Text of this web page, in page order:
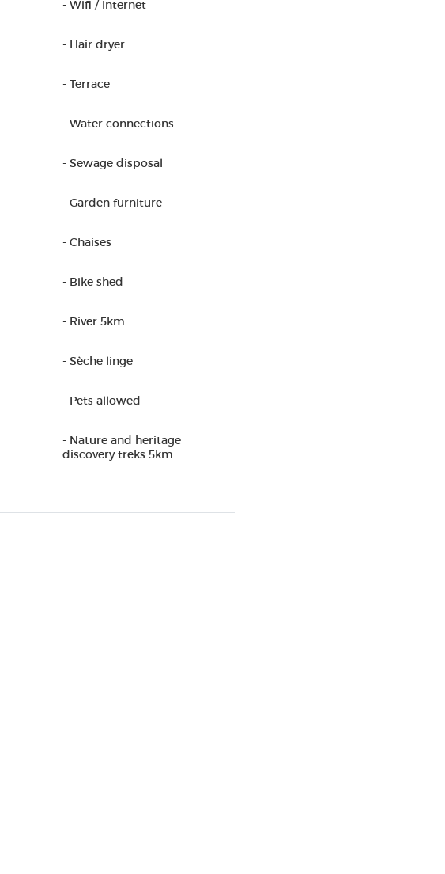
- Wifi / Internet
- Hair dryer
- Terrace
- Water connections
- Sewage disposal
- Garden furniture
- Chaises
- Bike shed
- River 5km
- Sèche linge
- Pets allowed
- Nature and heritage
discovery treks 5km